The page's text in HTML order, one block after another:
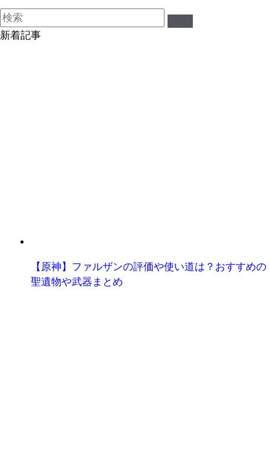
新着記事
【原神】ファルザンの評価や使い道は？おすすめの
聖遺物や武器まとめ